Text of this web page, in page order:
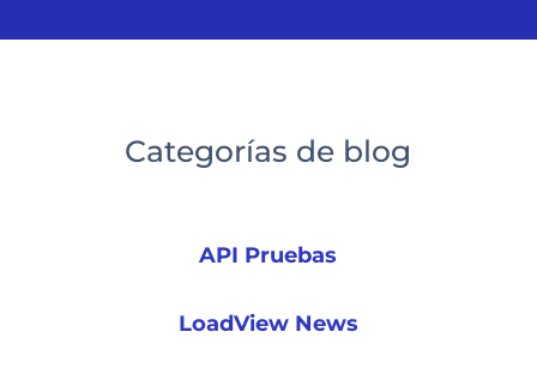
Categorías de blog
API Pruebas
LoadView News